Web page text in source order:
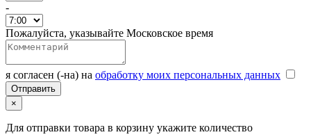
-
Пожалуйста, указывайте Московское время
я согласен (-на) на обработку моих персональных данных
×
Для отправки товара в корзину укажите количество